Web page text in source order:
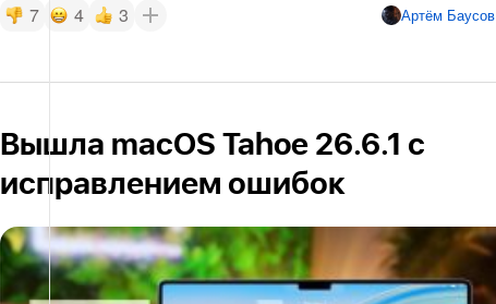
7 4 3 Артём Баусов
Вышла macOS Tahoe 26.6.1 с
исправлением ошибок